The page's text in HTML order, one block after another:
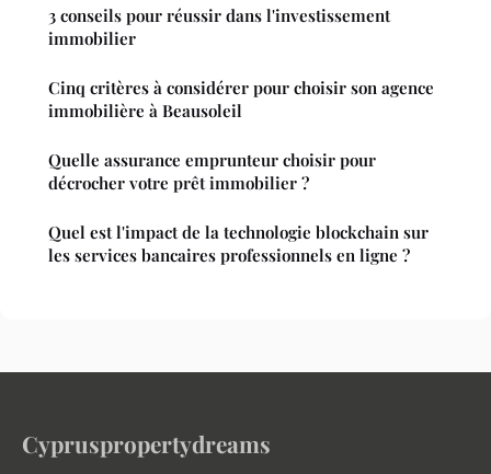
3 conseils pour réussir dans l'investissement
immobilier
Cinq critères à considérer pour choisir son agence
immobilière à Beausoleil
Quelle assurance emprunteur choisir pour
décrocher votre prêt immobilier ?
Quel est l'impact de la technologie blockchain sur
les services bancaires professionnels en ligne ?
Cypruspropertydreams